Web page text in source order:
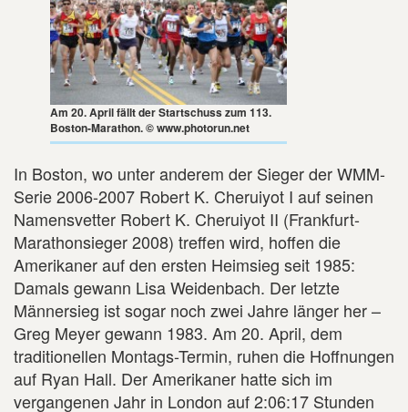
Am 20. April fällt der Startschuss zum 113.
Boston-Marathon. © www.photorun.net
In Boston, wo unter anderem der Sieger der WMM-
Serie 2006-2007 Robert K. Cheruiyot I auf seinen
Namensvetter Robert K. Cheruiyot II (Frankfurt-
Marathonsieger 2008) treffen wird, hoffen die
Amerikaner auf den ersten Heimsieg seit 1985:
Damals gewann Lisa Weidenbach. Der letzte
Männersieg ist sogar noch zwei Jahre länger her –
Greg Meyer gewann 1983. Am 20. April, dem
traditionellen Montags-Termin, ruhen die Hoffnungen
auf Ryan Hall. Der Amerikaner hatte sich im
vergangenen Jahr in London auf 2:06:17 Stunden